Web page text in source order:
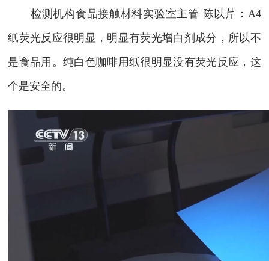
检测机构食品接触材料实验室主管 陈以芹：A4
纸荧光反应很明显，明显有荧光增白剂成分，所以不
是食品用。纯白色咖啡用纸很明显没有荧光反应，这
个是安全的。